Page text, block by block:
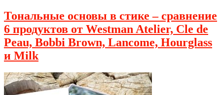
Тональные основы в стике – сравнение
6 продуктов от Westman Atelier, Cle de
Peau, Bobbi Brown, Lancome, Hourglass
и Milk